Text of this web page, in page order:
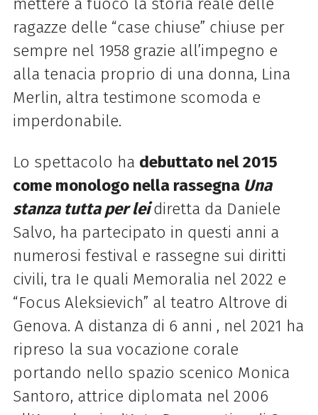
mettere a fuoco la storia reale delle
ragazze delle “case chiuse” chiuse per
sempre nel 1958 grazie all’impegno e
alla tenacia proprio di una donna, Lina
Merlin, altra testimone scomoda e
imperdonabile.
Lo spettacolo ha debuttato nel 2015
come monologo nella rassegna Una
stanza tutta per lei diretta da Daniele
Salvo, ha partecipato in questi anni a
numerosi festival e rassegne sui diritti
civili, tra Ie quali Memoralia nel 2022 e
“Focus Aleksievich” al teatro Altrove di
Genova. A distanza di 6 anni , nel 2021 ha
ripreso la sua vocazione corale
portando nello spazio scenico Monica
Santoro, attrice diplomata nel 2006